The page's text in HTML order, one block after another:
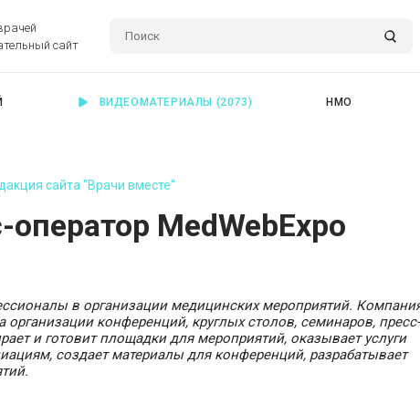
сайт
ВИДЕОМАТЕРИАЛЫ (2073) НМО
сайта "Врачи вместе"
оператор MedWebExpo
в организации медицинских мероприятий.
организации конференций, круглых столов, семинаров, пресс-
и готовит площадки для мероприятий, оказывает услуги
создает материалы для конференций, разрабатывает